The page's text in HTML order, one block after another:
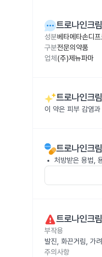
트로나인크
성분베타메타손디
구분전문의약품
업체 (주)제뉴파마
트로나인크
이 약은 피부 감염
트로나인크
처방받은 용법,
트로나인크
부작용
발진, 화끈거림, 가
주의사항